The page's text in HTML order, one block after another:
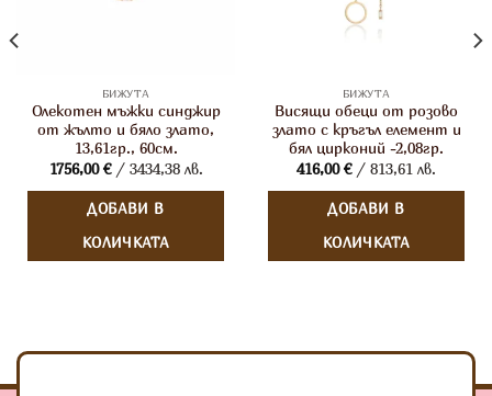
БИЖУТА
Олекотен мъжки синджир
от жълто и бяло злато,
13,61гр., 60см.
1756,00€/ 3434,38 лв.
ДОБАВИ В
КОЛИЧКАТА
БИЖУТА
Висящи обеци от розово
злато с кръгъл елемент и
бял цирконий -2,08гр.
416,00€/ 813,61 лв.
ДОБАВИ В
КОЛИЧКАТА